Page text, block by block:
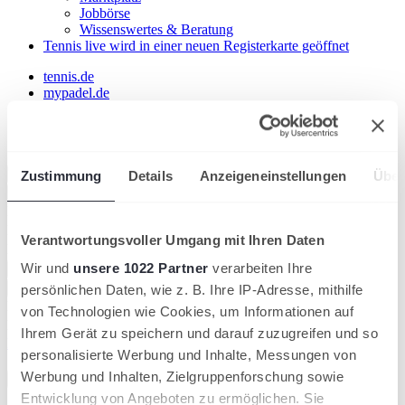
Zustimmung Details Anzeigeneinstellungen
Verantwortungsvoller Umgang mit Ihren Daten
Wir und unsere 1022 Partner verarbeiten Ihre
persönlichen Daten, wie z. B. Ihre IP-Adresse, mithilfe
von Technologien wie Cookies, um Informationen auf
Ihrem Gerät zu speichern und darauf zuzugreifen und so
personalisierte Werbung und Inhalte, Messungen von
Werbung und Inhalten, Zielgruppenforschung sowie
Entwicklung von Angeboten zu ermöglichen. Sie
Jobbörse
Wissenswertes & Beratung
Tennis live wird in einer neuen Registerkarte geöffnet
tennis.de
mypadel.de
Schließen
Passwort bestätigen
Passwort anzeigen
Registrieren
E-Mail-Adresse
Passwort
Passwort anzeigen
Passwort vergessen?
Eingeloggt bleiben
Einloggen
Suche